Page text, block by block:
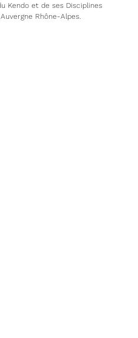
Kendo et de ses Disciplines
Rhône-Alpes.